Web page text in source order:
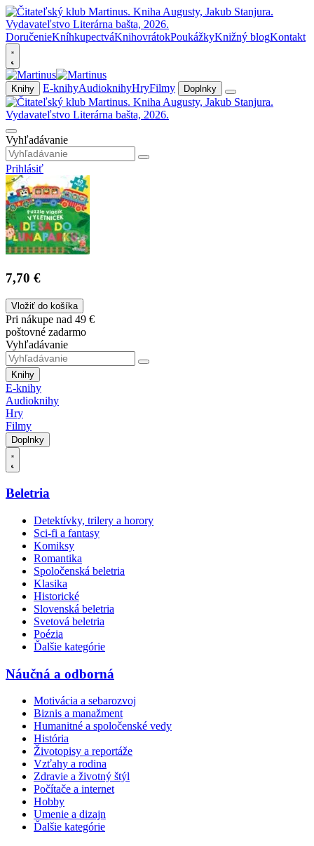
DoručenieKníhkupectváKnihovrátokPoukážkyKnižný blogKontakt
Knihy E-knihyAudioknihyHryFilmy Doplnky
Vyhľadávanie
Prihlásiť
7,70 €
Vložiť do košíka
Pri nákupe nad 49 €
poštovné zadarmo
Vyhľadávanie
Knihy
E-knihy
Audioknihy
Hry
Filmy
Doplnky
Beletria
Detektívky, trilery a horory
Sci-fi a fantasy
Komiksy
Romantika
Spoločenská beletria
Klasika
Historické
Slovenská beletria
Svetová beletria
Poézia
Ďalšie kategórie
Náučná a odborná
Motivácia a sebarozvoj
Biznis a manažment
Humanitné a spoločenské vedy
História
Životopisy a reportáže
Vzťahy a rodina
Zdravie a životný štýl
Počítače a internet
Hobby
Umenie a dizajn
Ďalšie kategórie